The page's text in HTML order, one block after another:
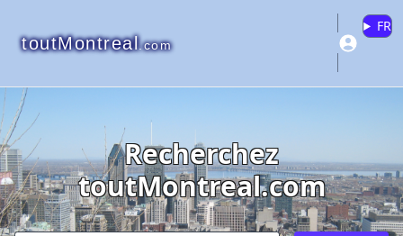
toutMontreal.com
FR
Recherchez
toutMontreal.com